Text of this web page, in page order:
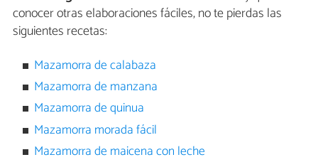
conocer otras elaboraciones fáciles, no te pierdas las
siguientes recetas:
Mazamorra de calabaza
Mazamorra de manzana
Mazamorra de quinua
Mazamorra morada fácil
Mazamorra de maicena con leche